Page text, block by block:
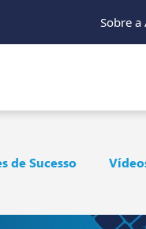
Sobre a
de Sucesso